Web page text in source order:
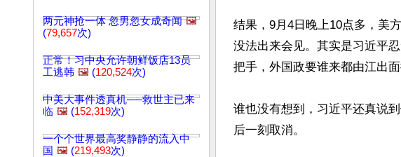
两元神抢一体 忽男忽女成奇闻 🖼️
(79,657次)
正常！习中央允许朝鲜饭店13员
工逃韩 🖼️ (120,524次)
中美大事件透真机──救世主已来
临 🖼️ (152,319次)
一个个世界最高奖静静的流入中
国 🖼️ (219,493次)
结果，9月4日晚上10点多，美
没法出来会见。其实是习近平
把手，外国政要谁来都由江出面
谁也没有想到，习近平还真说
后一刻取消。